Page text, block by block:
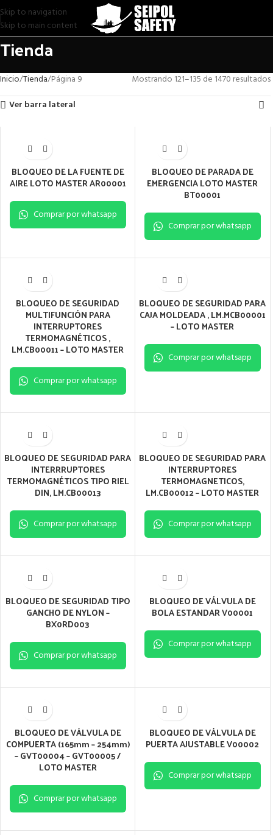
Skip to navigation
Skip to main content
Tienda
Inicio Tienda Página 9
Mostrando 121–135 de 1470 resultados
Ver barra lateral
BLOQUEO DE LA FUENTE DE
AIRE LOTO MASTER AR00001
Comprar por whatsapp
BLOQUEO DE PARADA DE
EMERGENCIA LOTO MASTER
BT00001
Comprar por whatsapp
BLOQUEO DE SEGURIDAD
MULTIFUNCIÓN PARA
INTERRUPTORES
TERMOMAGNÉTICOS ,
LM.CB00011 – LOTO MASTER
Comprar por whatsapp
BLOQUEO DE SEGURIDAD PARA
CAJA MOLDEADA , LM.MCB00001
– LOTO MASTER
Comprar por whatsapp
BLOQUEO DE SEGURIDAD PARA
INTERRRUPTORES
TERMOMAGNÉTICOS TIPO RIEL
DIN, LM.CB00013
Comprar por whatsapp
BLOQUEO DE SEGURIDAD PARA
INTERRUPTORES
TERMOMAGNETICOS,
LM.CB00012 – LOTO MASTER
Comprar por whatsapp
BLOQUEO DE SEGURIDAD TIPO
GANCHO DE NYLON –
BX0RD003
Comprar por whatsapp
BLOQUEO DE VÁLVULA DE
BOLA ESTANDAR V00001
Comprar por whatsapp
BLOQUEO DE VÁLVULA DE
COMPUERTA (165mm – 254mm)
– GVT00004 – GVT00005 /
LOTO MASTER
Comprar por whatsapp
BLOQUEO DE VÁLVULA DE
PUERTA AJUSTABLE V00002
Comprar por whatsapp